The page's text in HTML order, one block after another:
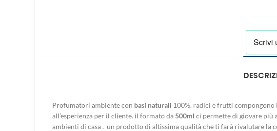
Profumatori ambiente con basi naturali 100%. radici e frutti
all’esperienza per il cliente. il formato da 500ml ci permette di giovare più
ambienti di casa . un prodotto di altissima qualità che ti farà rivalutare la